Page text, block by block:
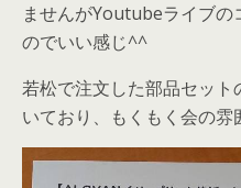
ませんがYoutubeライブの
のでいい感じ^^
若松で注文した部品セッ
いており、もくもく会の